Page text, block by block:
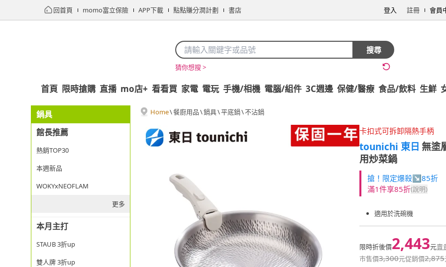
回首頁 momo富立保險 APP下載 點點賺分潤計劃 書店 登入 註冊 會員
搜尋
猜你想搜 >
首頁 限時搶購 直播 mo店+ 看看買 家電 電玩 手機/相機 電腦/組件 3C週邊 保健/醫療 食品/飲料 生鮮
鍋具
館長推薦
熱銷TOP30
本週新品
WOKYxNEOFLAM
更多
本月主打
STAUB 3折up
雙人牌 3折up
Home\餐廚用品\鍋具\平底鍋\不沾鍋
卡扣式可拆卸隔熱手柄
tounichi 東日 無塗
用炒菜鍋
搶！限定爆殺↘85折
滿1件享85折(說明)
適用於洗碗機
限時折後價2,443元賣
市售價3,300元促銷價2,875